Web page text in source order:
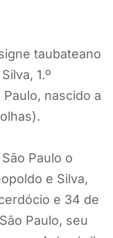
taubateano
1.º
nascido a
Paulo o
e Silva,
e 34 de
Paulo, seu